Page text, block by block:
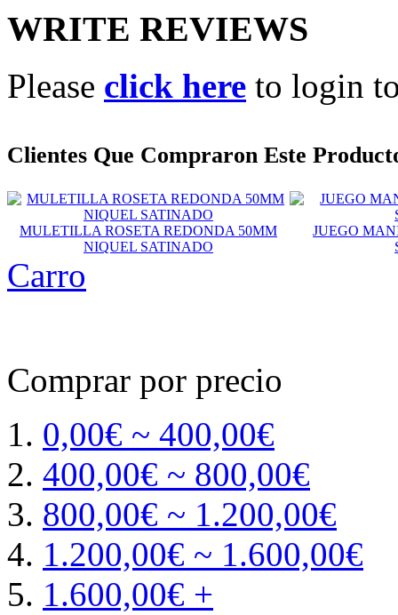
WRITE REVIEWS
Please click here to login
Clientes Que Compraron Este
MULETILLA ROSETA REDONDA 50MM
NIQUEL SATINADO
JUEGO
Carro
Comprar por precio
0,00€ ~ 400,00€
400,00€ ~ 800,00€
800,00€ ~ 1.200,00€
1.200,00€ ~ 1.600,00€
1.600,00€ +